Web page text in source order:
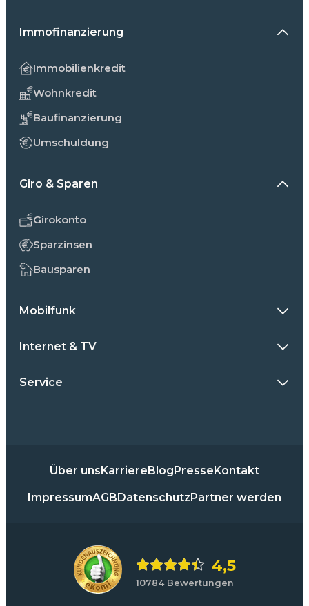
Immofinanzierung
Immobilienkredit
Wohnkredit
Baufinanzierung
Umschuldung
Giro & Sparen
Girokonto
Sparzinsen
Bausparen
Mobilfunk
Internet & TV
Service
Über unsKarriereBlogPresseKontakt
ImpressumAGBDatenschutzPartner werden
4,5
10784 Bewertungen